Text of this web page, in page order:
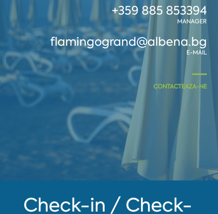
+359 885 853394
MANAGER
flamingogrand@albena.bg
E-MAIL
CONTACTEAZA-NE
Check-in / Check-